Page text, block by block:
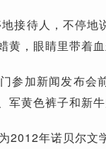
接待人，不停
，眼睛里带着血
参加新闻发布会
黄色裤子和新牛
2012年诺贝尔文